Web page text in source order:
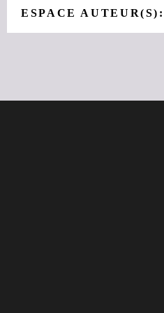
ESPACE AUTEUR(S):